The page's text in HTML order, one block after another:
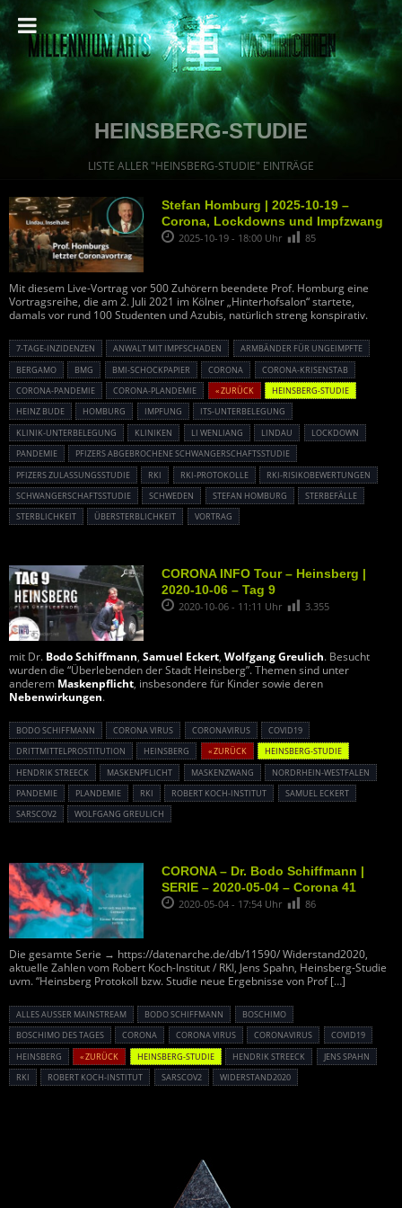
HEINSBERG-STUDIE
LISTE ALLER "HEINSBERG-STUDIE" EINTRÄGE
Stefan Homburg | 2025-10-19 –
Corona, Lockdowns und Impfzwang
2025-10-19 - 18:00 Uhr 85
Mit diesem Live-Vortrag vor 500 Zuhörern beendete Prof. Homburg eine
Vortragsreihe, die am 2. Juli 2021 im Kölner „Hinterhofsalon“ startete,
damals vor rund 100 Studenten und Azubis, natürlich streng konspirativ.
7-TAGE-INZIDENZEN ANWALT MIT IMPFSCHADEN
ARMBÄNDER FÜR UNGEIMPFTE
BERGAMO
BMG BMI-SCHOCKPAPIER CORONA
CORONA-KRISENSTAB
CORONA-PANDEMIE
CORONA-PLANDEMIE « ZURÜCK
HEINSBERG-STUDIE
HEINZ BUDE
HOMBURG IMPFUNG
ITS-UNTERBELEGUNG
KLINIK-UNTERBELEGUNG
KLINIKEN LI WENLIANG LINDAU
LOCKDOWN
PANDEMIE
PFIZERS ABGEBROCHENE SCHWANGERSCHAFTSSTUDIE
PFIZERS ZULASSUNGSSTUDIE
RKI RKI-PROTOKOLLE
RKI-RISIKOBEWERTUNGEN
SCHWANGERSCHAFTSSTUDIE
SCHWEDEN STEFAN HOMBURG
STERBEFÄLLE
STERBLICHKEIT
ÜBERSTERBLICHKEIT VORTRAG
CORONA INFO Tour – Heinsberg |
2020-10-06 – Tag 9
2020-10-06 - 11:11 Uhr 3.355
mit Dr. Bodo Schiffmann, Samuel Eckert, Wolfgang Greulich. Besucht
wurden die “Überlebenden der Stadt Heinsberg”. Themen sind unter
anderem Maskenpflicht, insbesondere für Kinder sowie deren
Nebenwirkungen.
BODO SCHIFFMANN CORONA VIRUS CORONAVIRUS
COVID19
DRITTMITTELPROSTITUTION
HEINSBERG « ZURÜCK
HEINSBERG-STUDIE
HENDRIK STREECK
MASKENPFLICHT MASKENZWANG
NORDRHEIN-WESTFALEN
PANDEMIE
PLANDEMIE RKI ROBERT KOCH-INSTITUT
SAMUEL ECKERT
SARSCOV2
WOLFGANG GREULICH
CORONA – Dr. Bodo Schiffmann |
SERIE – 2020-05-04 – Corona 41
2020-05-04 - 17:54 Uhr 86
Die gesamte Serie → https://datenarche.de/db/11590/ Widerstand2020,
aktuelle Zahlen vom Robert Koch-Institut / RKI, Jens Spahn, Heinsberg-Studie
uvm. “Heinsberg Protokoll bzw. Studie neue Ergebnisse von Prof[…]
ALLES AUSSER MAINSTREAM BODO SCHIFFMANN
BOSCHIMO
BOSCHIMO DES TAGES
CORONA CORONA VIRUS CORONAVIRUS
COVID19
HEINSBERG
« ZURÜCK HEINSBERG-STUDIE HENDRIK STREECK
JENS SPAHN
RKI
ROBERT KOCH-INSTITUT SARSCOV2 WIDERSTAND2020